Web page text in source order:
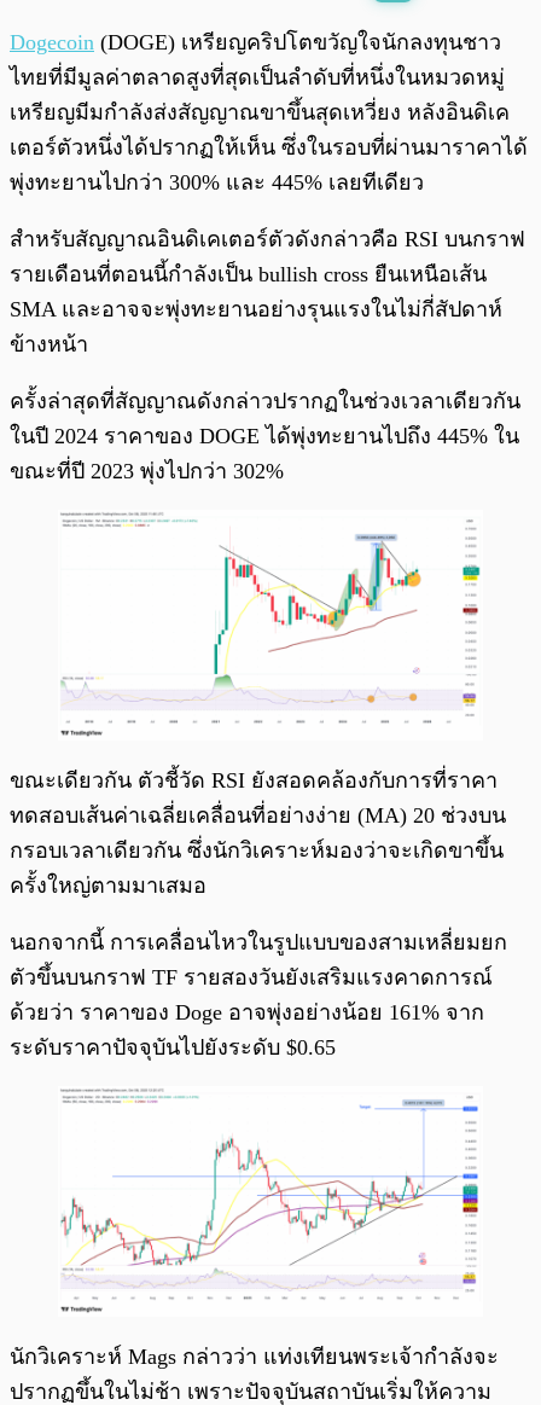
Dogecoin (DOGE) เหรียญคริปโตขวัญใจนักลงทุนชาว
ไทยที่มีมูลค่าตลาดสูงที่สุดเป็นลำดับที่หนึ่งในหมวดหมู่
เหรียญมีมกำลังส่งสัญญาณขาขึ้นสุดเหวี่ยง หลังอินดิเค
เตอร์ตัวหนึ่งได้ปรากฏให้เห็น ซึ่งในรอบที่ผ่านมาราคาได้
พุ่งทะยานไปกว่า 300% และ 445% เลยทีเดียว
สำหรับสัญญาณอินดิเคเตอร์ตัวดังกล่าวคือ RSI บนกราฟ
รายเดือนที่ตอนนี้กำลังเป็น bullish cross ยืนเหนือเส้น
SMA และอาจจะพุ่งทะยานอย่างรุนแรงในไม่กี่สัปดาห์
ข้างหน้า
ครั้งล่าสุดที่สัญญาณดังกล่าวปรากฏในช่วงเวลาเดียวกัน
ในปี 2024 ราคาของ DOGE ได้พุ่งทะยานไปถึง 445% ใน
ขณะที่ปี 2023 พุ่งไปกว่า 302%
ขณะเดียวกัน ตัวชี้วัด RSI ยังสอดคล้องกับการที่ราคา
ทดสอบเส้นค่าเฉลี่ยเคลื่อนที่อย่างง่าย (MA) 20 ช่วงบน
กรอบเวลาเดียวกัน ซึ่งนักวิเคราะห์มองว่าจะเกิดขาขึ้น
ครั้งใหญ่ตามมาเสมอ
นอกจากนี้ การเคลื่อนไหวในรูปแบบของสามเหลี่ยมยก
ตัวขึ้นบนกราฟ TF รายสองวันยังเสริมแรงคาดการณ์
ด้วยว่า ราคาของ Doge อาจพุ่งอย่างน้อย 161% จาก
ระดับราคาปัจจุบันไปยังระดับ $0.65
นักวิเคราะห์ Mags กล่าวว่า แท่งเทียนพระเจ้ากำลังจะ
ปรากฏขึ้นในไม่ช้า เพราะปัจจุบันสถาบันเริ่มให้ความ